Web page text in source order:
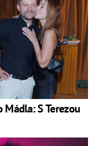
S Terezou